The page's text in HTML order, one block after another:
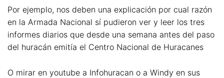
Por ejemplo, nos deben una explicación por cual razón
en la Armada Nacional sí pudieron ver y leer los tres
informes diarios que desde una semana antes del paso
del huracán emitía el Centro Nacional de Huracanes
O mirar en youtube a Infohuracan o a Windy en sus